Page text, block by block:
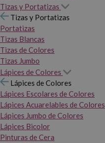
Tizas y Portatizas
Tizas y Portatizas
Portatizas
Tizas Blancas
Tizas de Colores
Tizas Jumbo
Lápices de Colores
Lápices de Colores
Lápices Escolares de Colores
Lápices Acuarelables de Colores
Lápices Jumbo de Colores
Lápices Bicolor
Pinturas de Cera